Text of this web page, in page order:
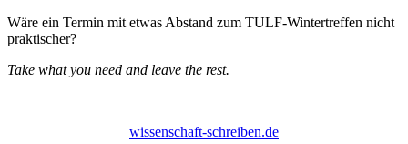
Wäre ein Termin mit etwas Abstand zum TULF-Wintertreffen nicht
praktischer?
Take what you need and leave the rest.
wissenschaft-schreiben.de